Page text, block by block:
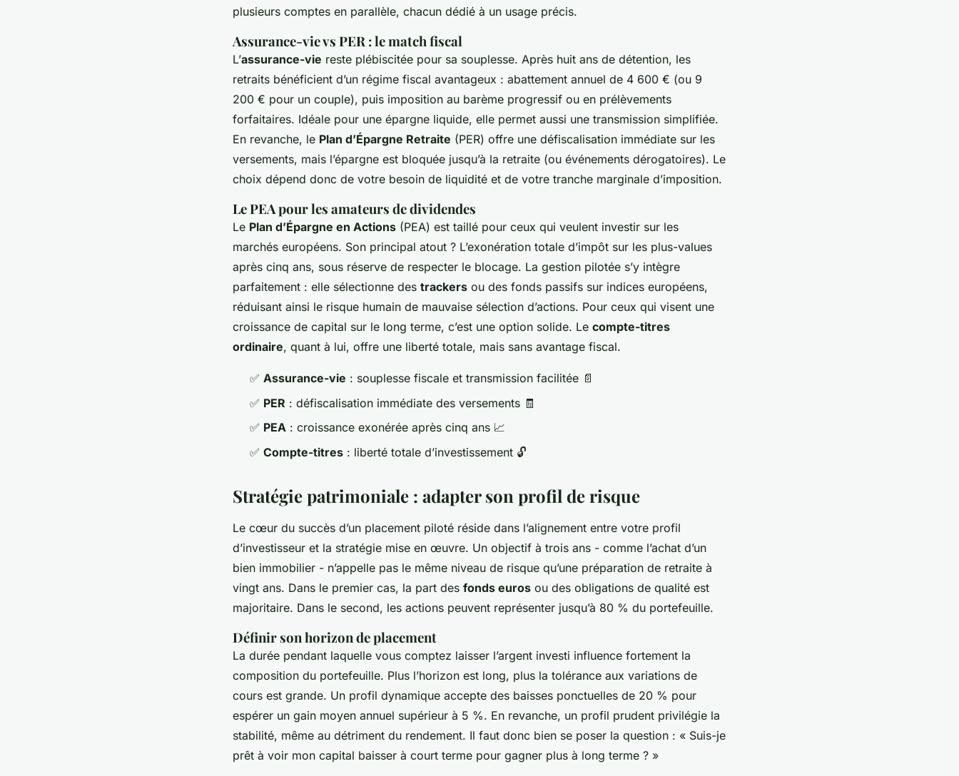
plusieurs comptes en parallèle, chacun dédié à un usage précis.
Assurance-vie vs PER : le match fiscal
L’assurance-vie reste plébiscitée pour sa souplesse. Après huit ans de détention, les
retraits bénéficient d’un régime fiscal avantageux : abattement annuel de 4 600 € (ou 9
200 € pour un couple), puis imposition au barème progressif ou en prélèvements
forfaitaires. Idéale pour une épargne liquide, elle permet aussi une transmission simplifiée.
En revanche, le Plan d’Épargne Retraite (PER) offre une défiscalisation immédiate sur les
versements, mais l’épargne est bloquée jusqu’à la retraite (ou événements dérogatoires). Le
choix dépend donc de votre besoin de liquidité et de votre tranche marginale d’imposition.
Le PEA pour les amateurs de dividendes
Le Plan d’Épargne en Actions (PEA) est taillé pour ceux qui veulent investir sur les
marchés européens. Son principal atout ? L’exonération totale d’impôt sur les plus-values
après cinq ans, sous réserve de respecter le blocage. La gestion pilotée s’y intègre
parfaitement : elle sélectionne des trackers ou des fonds passifs sur indices européens,
réduisant ainsi le risque humain de mauvaise sélection d’actions. Pour ceux qui visent une
croissance de capital sur le long terme, c’est une option solide. Le compte-titres
ordinaire, quant à lui, offre une liberté totale, mais sans avantage fiscal.
✅ Assurance-vie : souplesse fiscale et transmission facilitée 📄
✅ PER : défiscalisation immédiate des versements 🧾
✅ PEA : croissance exonérée après cinq ans 📈
✅ Compte-titres : liberté totale d’investissement 🔓
Stratégie patrimoniale : adapter son profil de risque
Le cœur du succès d’un placement piloté réside dans l’alignement entre votre profil
d’investisseur et la stratégie mise en œuvre. Un objectif à trois ans - comme l’achat d’un
bien immobilier - n’appelle pas le même niveau de risque qu’une préparation de retraite à
vingt ans. Dans le premier cas, la part des fonds euros ou des obligations de qualité est
majoritaire. Dans le second, les actions peuvent représenter jusqu’à 80 % du portefeuille.
Définir son horizon de placement
La durée pendant laquelle vous comptez laisser l’argent investi influence fortement la
composition du portefeuille. Plus l’horizon est long, plus la tolérance aux variations de
cours est grande. Un profil dynamique accepte des baisses ponctuelles de 20 % pour
espérer un gain moyen annuel supérieur à 5 %. En revanche, un profil prudent privilégie la
stabilité, même au détriment du rendement. Il faut donc bien se poser la question : « Suis-je
prêt à voir mon capital baisser à court terme pour gagner plus à long terme ? »